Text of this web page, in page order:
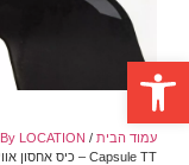
פתח סרגל נגישות
עמוד הבית/
By LOCATION
Capsule TT – כיס אחסון אווירודינמי לצינור